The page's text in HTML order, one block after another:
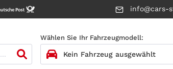
info@cars-
Wählen Sie Ihr Fahrzeugmodell: